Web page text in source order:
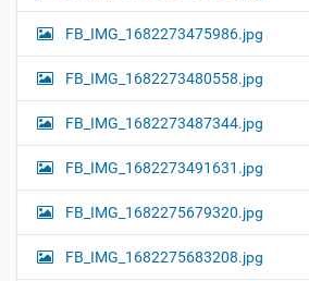
FB_IMG_1682273475986.jpg
FB_IMG_1682273480558.jpg
FB_IMG_1682273487344.jpg
FB_IMG_1682273491631.jpg
FB_IMG_1682275679320.jpg
FB_IMG_1682275683208.jpg